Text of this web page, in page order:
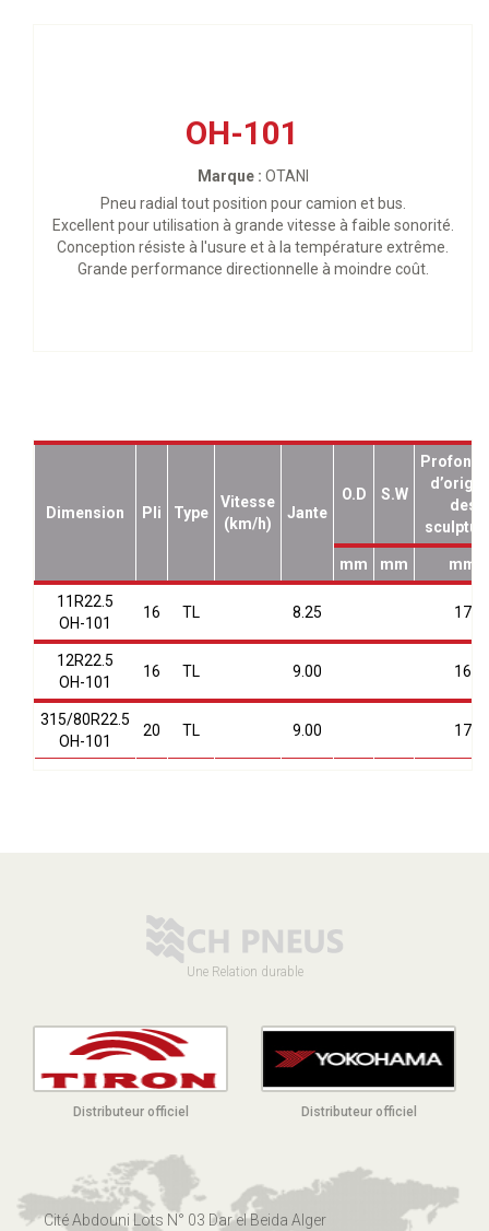
OH-101
Marque : OTANI
Pneu radial tout position pour camion et bus.
Excellent pour utilisation à grande vitesse à faible sonorité.
Conception résiste à l'usure et à la température extrême.
Grande performance directionnelle à moindre coût.
Dimension Pli Type
Vitesse
(km/h)
Jante
O.D S.W
des
mm mm mm
11R22.5
OH-101
16 TL 8.25 17
12R22.5
OH-101
16 TL 9.00 16
315/80R22.5
OH-101
20 TL 9.00 17
Une Relation durable
Distributeur officiel Distributeur officiel
Cité Abdouni Lots N° 03 Dar el Beida Alger